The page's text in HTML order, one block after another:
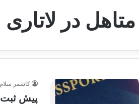
در لاتاری
کاشمر سلام